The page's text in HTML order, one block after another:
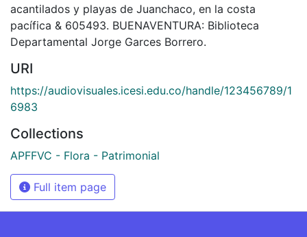
acantilados y playas de Juanchaco, en la costa
pacífica & 605493. BUENAVENTURA: Biblioteca
Departamental Jorge Garces Borrero.
URI
https://audiovisuales.icesi.edu.co/handle/123456789/1
6983
Collections
APFFVC - Flora - Patrimonial
Full item page